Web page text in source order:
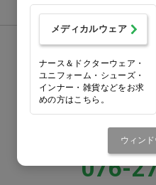
お電話で
0570-
ま
076-
メディカルウェア
ナース＆ドクターウェア・
ユニフォーム・シューズ・
インナー・雑貨などをお求
めの方はこちら。
ウィン